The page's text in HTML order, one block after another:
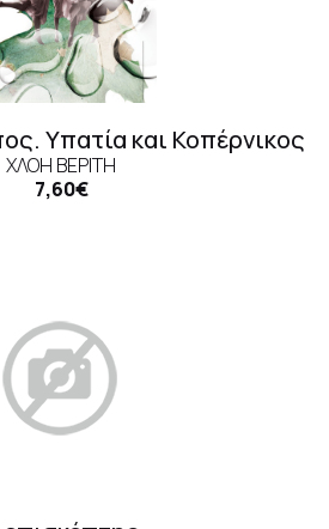
Υπατία και Κοπέρνικος
ΧΛΌΗ ΒΕΡΊΤΗ
7,60€